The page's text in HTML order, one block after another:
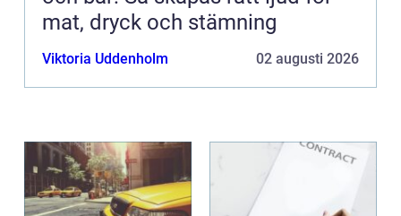
mat, dryck och stämning
Viktoria Uddenholm 02 augusti 2026